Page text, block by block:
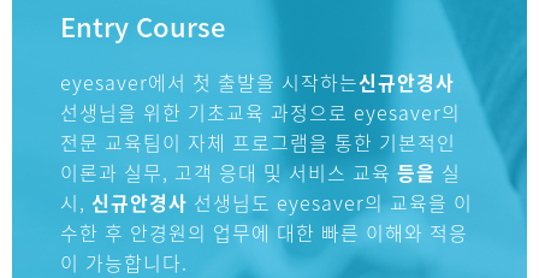
Entry Course
eyesaver에서 첫 출발을 시작하는신규안경사
선생님을 위한 기초교육 과정으로 eyesaver의
전문 교육팀이 자체 프로그램을 통한 기본적인
이론과 실무, 고객 응대 및 서비스 교육 등을 실
시, 신규안경사 선생님도 eyesaver의 교육을 이
수한 후 안경원의 업무에 대한 빠른 이해와 적응
이 가능합니다.